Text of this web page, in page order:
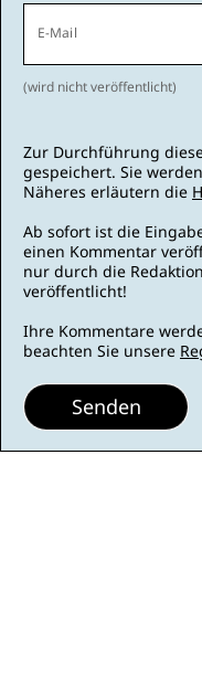
E-Mail
(wird nicht veröffentlicht)
Zur Durchführung
gespeichert. Sie
Näheres erläutern die
Ab sofort ist die
einen Kommentar
nur durch die
veröffentlicht!
Ihre Kommentare
beachten Sie unsere
Senden